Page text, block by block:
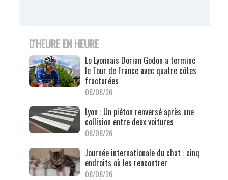
D'HEURE EN HEURE
Le Lyonnais Dorian Godon a terminé
le Tour de France avec quatre côtes
fracturées
08/08/26
Lyon : Un piéton renversé après une
collision entre deux voitures
08/08/26
Journée internationale du chat : cinq
endroits où les rencontrer
08/08/26